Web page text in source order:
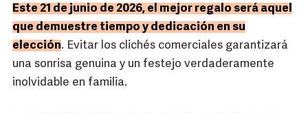
Este 21 de junio de 2026, el mejor regalo será aquel
que demuestre tiempo y dedicación en su
elección. Evitar los clichés comerciales garantizará
una sonrisa genuina y un festejo verdaderamente
inolvidable en familia.